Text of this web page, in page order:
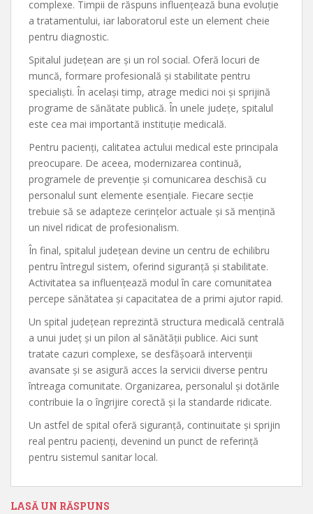
complexe. Timpii de răspuns influențează buna evoluție
a tratamentului, iar laboratorul este un element cheie
pentru diagnostic.
Spitalul județean are și un rol social. Oferă locuri de
muncă, formare profesională și stabilitate pentru
specialiști. În același timp, atrage medici noi și sprijină
programe de sănătate publică. În unele județe, spitalul
este cea mai importantă instituție medicală.
Pentru pacienți, calitatea actului medical este principala
preocupare. De aceea, modernizarea continuă,
programele de prevenție și comunicarea deschisă cu
personalul sunt elemente esențiale. Fiecare secție
trebuie să se adapteze cerințelor actuale și să mențină
un nivel ridicat de profesionalism.
În final, spitalul județean devine un centru de echilibru
pentru întregul sistem, oferind siguranță și stabilitate.
Activitatea sa influențează modul în care comunitatea
percepe sănătatea și capacitatea de a primi ajutor rapid.
Un spital județean reprezintă structura medicală centrală
a unui județ și un pilon al sănătății publice. Aici sunt
tratate cazuri complexe, se desfășoară intervenții
avansate și se asigură acces la servicii diverse pentru
întreaga comunitate. Organizarea, personalul și dotările
contribuie la o îngrijire corectă și la standarde ridicate.
Un astfel de spital oferă siguranță, continuitate și sprijin
real pentru pacienți, devenind un punct de referință
pentru sistemul sanitar local.
LASĂ UN RĂSPUNS